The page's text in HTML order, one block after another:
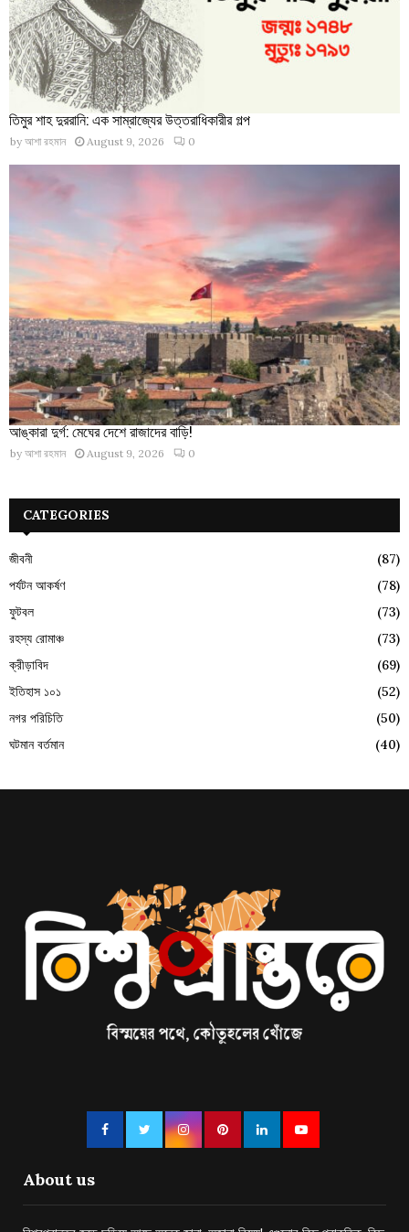
তিমুর শাহ দুররানি: এক সাম্রাজ্যের উত্তরাধিকারীর গল্প
by আশা রহমান August 9, 2026 0
আঙ্কারা দুর্গ: মেঘের দেশে রাজাদের বাড়ি!
by আশা রহমান August 9, 2026 0
CATEGORIES
জীবনী
(87)
পর্যটন আকর্ষণ
(78)
ফুটবল
(73)
রহস্য রোমাঞ্চ
(73)
ক্রীড়াবিদ
(69)
ইতিহাস ১০১
(52)
নগর পরিচিতি
(50)
ঘটমান বর্তমান
(40)
About us